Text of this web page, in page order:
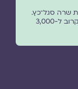
ידי הרבנית שרה סגל־כץ.
עם הכניסה לשנת 2025 פורסמו בו קרוב ל-3,000